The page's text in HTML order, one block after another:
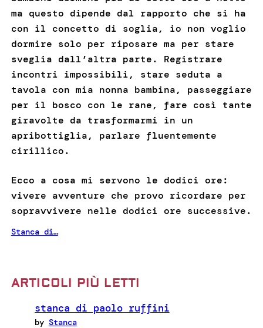
ma questo dipende dal rapporto che si ha
con il concetto di soglia, io non voglio
dormire solo per riposare ma per stare
sveglia dall’altra parte. Registrare
incontri impossibili, stare seduta a
tavola con mia nonna bambina, passeggiare
per il bosco con le rane, fare così tante
giravolte da trasformarmi in un
apribottiglia, parlare fluentemente
cirillico.
Ecco a cosa mi servono le dodici ore:
vivere avventure che provo ricordare per
sopravvivere nelle dodici ore successive.
Stanca di…
ARTICOLI PIÙ LETTI
stanca di paolo ruffini
by Stanca